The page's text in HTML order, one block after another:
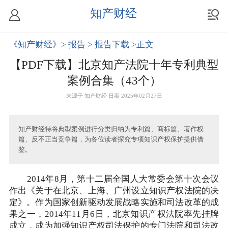
知产财经
《知产财经》 > 报告 > 报告下载 >正文
【PDF下载】北京知产法院十年专利典型
案例合集（43个）
来源于 知产财经 日期 2025年02月27日
知产财经特将典型案例进行分类归纳为专利篇、商标篇、著作权
篇、反不正当竞争篇，为各位读者探究专项知识产权保护提供借
鉴。
2014年8月，第十二届全国人大常委会第十次会议
作出《关于在北京、上海、广州设立知识产权法院的决
定》。作为国家创新驱动发展战略实施和司法改革的成
果之一，2014年11月6日，北京知识产权法院率先挂牌
成立，成为加强知识产权司法保护的专门法院和司法改